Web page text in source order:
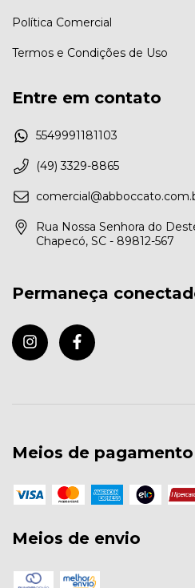
Política Comercial
Termos e Condições de Uso
Entre em contato
5549991181103
(49) 3329-8865
Rua Nossa Senhora do
Chapecó, SC - 89812-567
Permaneça
Meios de pagamento
Meios de envio